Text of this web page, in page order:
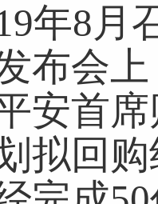
8月召
布会
安首
拟回